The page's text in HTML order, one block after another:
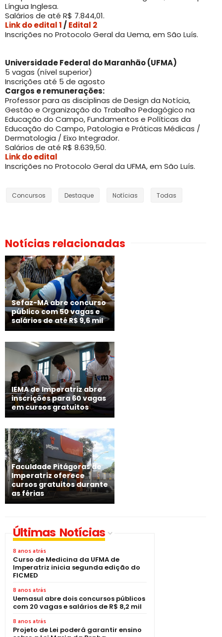
Língua Inglesa.
Salários de até R$ 7.844,01.
Link do edital 1 / Edital 2
Inscrições no Protocolo Geral da Uema, em São Luís.
Universidade Federal do Maranhão (UFMA)
5 vagas (nível superior)
Inscrições até 5 de agosto
Cargos e remunerações:
Professor para as disciplinas de Design da Notícia,
Gestão e Organização do Trabalho Pedagógico na
Educação do Campo, Fundamentos e Políticas da
Educação do Campo, Patologia e Práticas Médicas /
Dermatologia / Eixo Integrador.
Salários de até R$ 8.639,50.
Link do edital
Inscrições no Protocolo Geral da UFMA, em São Luís.
Concursos Destaque Notícias Todas
Notícias relacionadas
Sefaz-MA abre concurso
público com 50 vagas e
salários de até R$ 9,6 mil
IEMA de Imperatriz abre
inscrições para 60 vagas
em cursos gratuitos
Faculdade Pitágoras de
Imperatriz oferece
cursos gratuitos durante
as férias
Últimas Notícias
8 anos atrás
Curso de Medicina da UFMA de
Imperatriz inicia segunda edição do
FICMED
8 anos atrás
Uemasul abre dois concursos públicos
com 20 vagas e salários de R$ 8,2 mil
8 anos atrás
Projeto de Lei poderá garantir ensino